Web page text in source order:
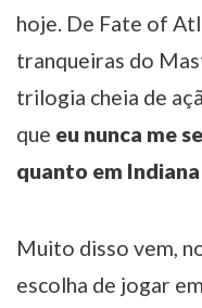
hoje. De Fate of
tranqueiras do
trilogia cheia de
que eu nunca me
quanto em
Muito disso vem,
escolha de jogar